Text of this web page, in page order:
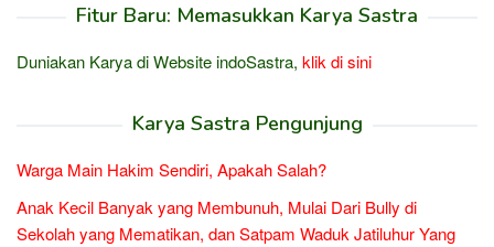
Fitur Baru: Memasukkan Karya Sastra
Duniakan Karya di Website indoSastra, klik di sini
Karya Sastra Pengunjung
Warga Main Hakim Sendiri, Apakah Salah?
Anak Kecil Banyak yang Membunuh, Mulai Dari Bully di
Sekolah yang Mematikan, dan Satpam Waduk Jatiluhur Yang